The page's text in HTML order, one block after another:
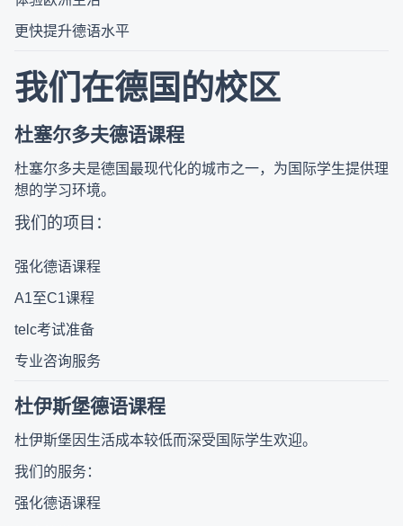
更快提升德语水平
我们在德国的校区
杜塞尔多夫德语课程
杜塞尔多夫是德国最现代化的城市之一，为国际学生提供理
想的学习环境。
我们的项目：
强化德语课程
A1至C1课程
telc考试准备
专业咨询服务
杜伊斯堡德语课程
杜伊斯堡因生活成本较低而深受国际学生欢迎。
我们的服务：
强化德语课程